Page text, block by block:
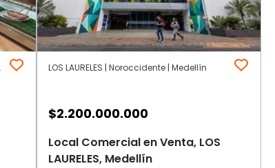
| Medellín LOS LAURELES | Noroccidente | Medellín
$2.200.000.000
Local Comercial en Venta, LOS
LAURELES, Medellín